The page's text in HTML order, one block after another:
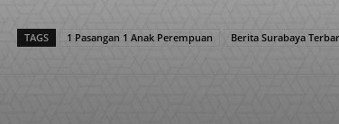
TAGS 1 Pasangan 1 Anak Perempuan Berita Surabaya